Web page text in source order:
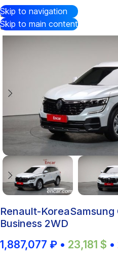
Skip to navigation
Skip to main content
Авто из Кореи/Каталог
Renault-KoreaSamsung
Business 2WD
1,887,077 ₽ • 23,181 $ •